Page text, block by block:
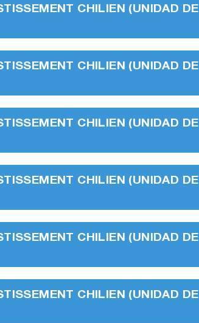
CHILIEN (UNIDAD DE
CHILIEN (UNIDAD DE
CHILIEN (UNIDAD DE
CHILIEN (UNIDAD DE
CHILIEN (UNIDAD DE
CHILIEN (UNIDAD DE